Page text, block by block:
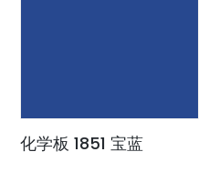
化学板 1851 宝蓝